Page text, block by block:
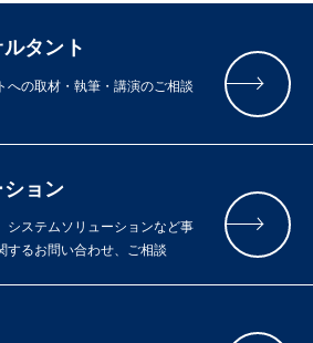
タント
への取材・執筆・講演のご相談
ョン
システムソリューションなど事
するお問い合わせ、ご相談